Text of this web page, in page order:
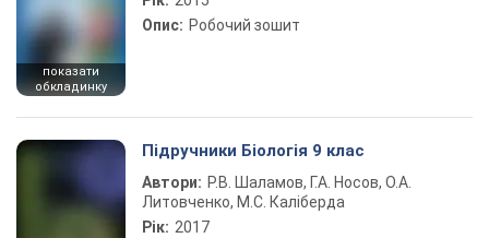
показати
обкладинку
Опис: Робочий зошит
Підручники Біологія 9 клас
Автори: Р.В. Шаламов, Г.А. Носов, О.А.
Литовченко, М.С. Каліберда
Рік: 2017